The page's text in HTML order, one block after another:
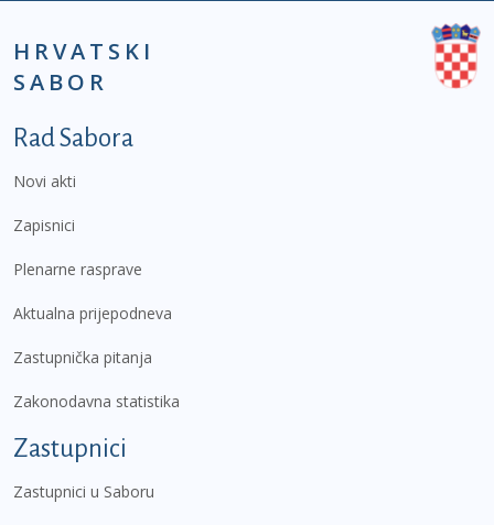
HRVATSKI
SABOR
Podnožje prvi izbornik
Rad Sabora
Novi akti
Zapisnici
Plenarne rasprave
Aktualna prijepodneva
Zastupnička pitanja
Zakonodavna statistika
Zastupnici
Zastupnici u Saboru